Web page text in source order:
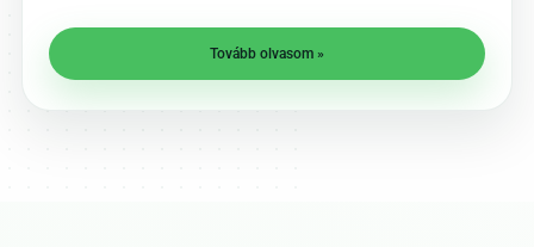
Tovább olvasom »